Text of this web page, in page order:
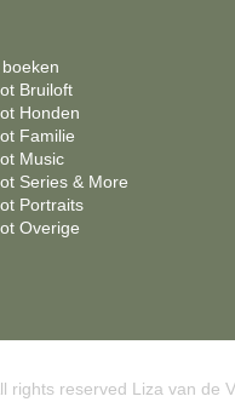
Bruiloft
Honden
Familie
Music
Series & More
Portraits
Overige
rights reserved Liza van de